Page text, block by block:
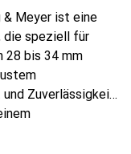
& Meyer ist eine
die speziell für
28 bis 34 mm
Zuverlässigkeit